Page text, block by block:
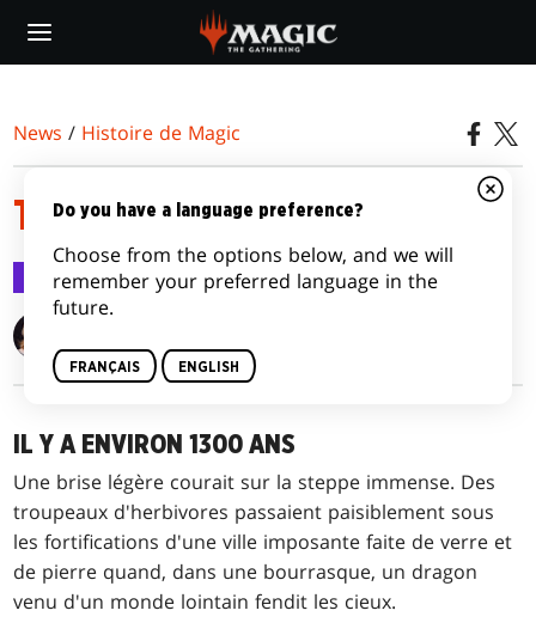
main
News / Histoire de Magic
TRAHISON
Histoire de Magic 1 févr. 2018
IL Y A ENVIRON 1300 ANS
Une brise légère courait sur la steppe immense. Des
troupeaux d'herbivores passaient paisiblement sous
les fortifications d'une ville imposante faite de verre et
de pierre quand, dans une bourrasque, un dragon
venu d'un monde lointain fendit les cieux.
Do you have a language preference?
Choose from the options below, and we will
remember your preferred language in the
future.
FRANÇAIS ENGLISH